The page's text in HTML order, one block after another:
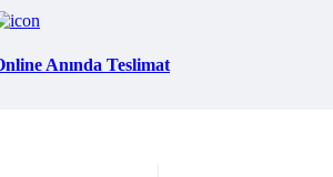
Anında Teslimat